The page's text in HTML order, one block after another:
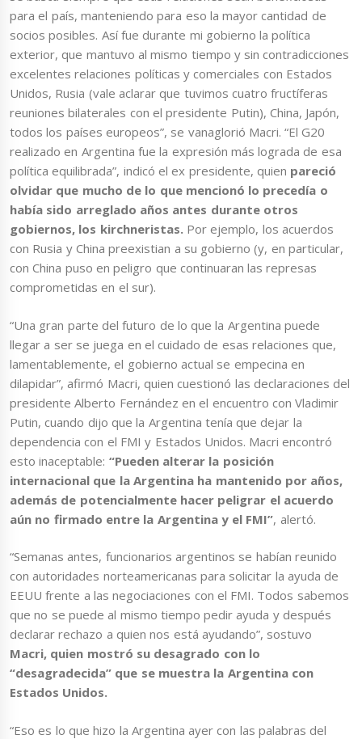
para el país, manteniendo para eso la mayor cantidad de
socios posibles. Así fue durante mi gobierno la política
exterior, que mantuvo al mismo tiempo y sin contradicciones
excelentes relaciones políticas y comerciales con Estados
Unidos, Rusia (vale aclarar que tuvimos cuatro fructíferas
reuniones bilaterales con el presidente Putin), China, Japón,
todos los países europeos”, se vanaglorió Macri. “El G20
realizado en Argentina fue la expresión más lograda de esa
política equilibrada”, indicó el ex presidente, quien pareció
olvidar que mucho de lo que mencionó lo precedía o
había sido arreglado años antes durante otros
gobiernos, los kirchneristas. Por ejemplo, los acuerdos
con Rusia y China preexistian a su gobierno (y, en particular,
con China puso en peligro que continuaran las represas
comprometidas en el sur).
“Una gran parte del futuro de lo que la Argentina puede
llegar a ser se juega en el cuidado de esas relaciones que,
lamentablemente, el gobierno actual se empecina en
dilapidar”, afirmó Macri, quien cuestionó las declaraciones del
presidente Alberto Fernández en el encuentro con Vladimir
Putin, cuando dijo que la Argentina tenía que dejar la
dependencia con el FMI y Estados Unidos. Macri encontró
esto inaceptable: “Pueden alterar la posición
internacional que la Argentina ha mantenido por años,
además de potencialmente hacer peligrar el acuerdo
aún no firmado entre la Argentina y el FMI”, alertó.
“Semanas antes, funcionarios argentinos se habían reunido
con autoridades norteamericanas para solicitar la ayuda de
EEUU frente a las negociaciones con el FMI. Todos sabemos
que no se puede al mismo tiempo pedir ayuda y después
declarar rechazo a quien nos está ayudando”, sostuvo
Macri, quien mostró su desagrado con lo
“desagradecida” que se muestra la Argentina con
Estados Unidos.
“Eso es lo que hizo la Argentina ayer con las palabras del